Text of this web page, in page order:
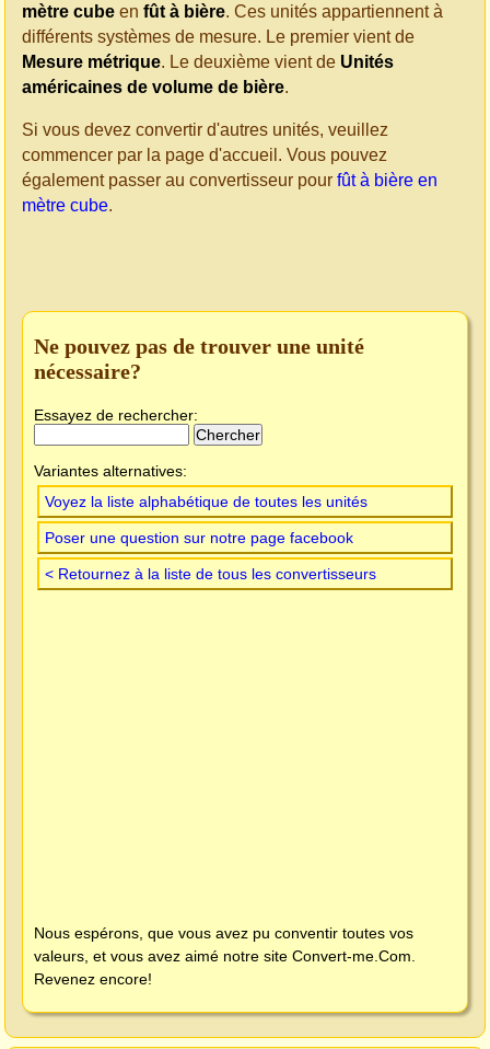
mètre cube en fût à bière. Ces unités appartiennent à
différents systèmes de mesure. Le premier vient de
Mesure métrique. Le deuxième vient de Unités
américaines de volume de bière.
Si vous devez convertir d'autres unités, veuillez
commencer par la page d'accueil. Vous pouvez
également passer au convertisseur pour fût à bière en
mètre cube.
Ne pouvez pas de trouver une unité
nécessaire?
Essayez de rechercher:
Variantes alternatives:
Voyez la liste alphabétique de toutes les unités
Poser une question sur notre page facebook
< Retournez à la liste de tous les convertisseurs
Nous espérons, que vous avez pu conventir toutes vos
valeurs, et vous avez aimé notre site Convert-me.Com
Revenez encore!